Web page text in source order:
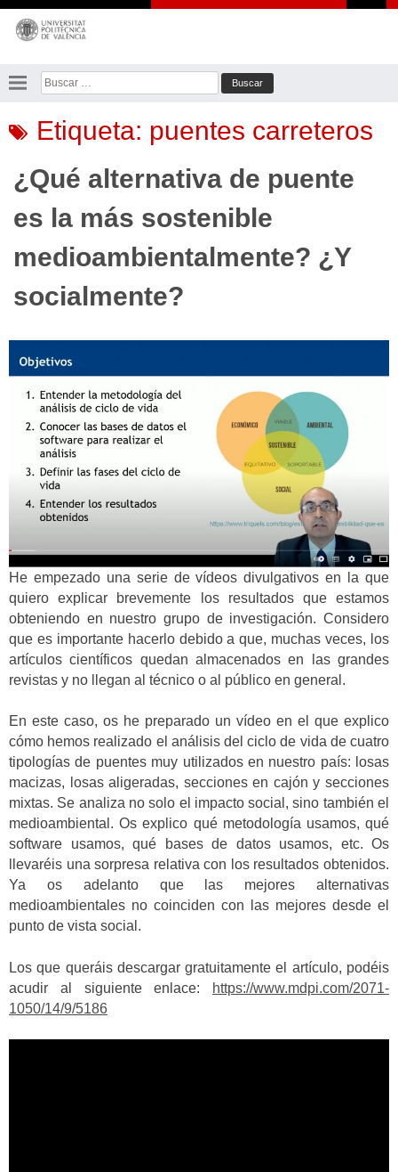
Saltar
contenido
Buscar:
Etiqueta: puentes carreteros
¿Qué alternativa de puente
es la más sostenible
medioambientalmente? ¿Y
socialmente?
He empezado una serie de vídeos divulgativos en la que
quiero explicar brevemente los resultados que estamos
obteniendo en nuestro grupo de investigación. Considero
que es importante hacerlo debido a que, muchas veces, los
artículos científicos quedan almacenados en las grandes
revistas y no llegan al técnico o al público en general.
En este caso, os he preparado un vídeo en el que explico
cómo hemos realizado el análisis del ciclo de vida de cuatro
tipologías de puentes muy utilizados en nuestro país: losas
macizas, losas aligeradas, secciones en cajón y secciones
mixtas. Se analiza no solo el impacto social, sino también el
medioambiental. Os explico qué metodología usamos, qué
software usamos, qué bases de datos usamos, etc. Os
llevaréis una sorpresa relativa con los resultados obtenidos.
Ya os adelanto que las mejores alternativas
medioambientales no coinciden con las mejores desde el
punto de vista social.
Los que queráis descargar gratuitamente el artículo, podéis
acudir al siguiente enlace:
https://www.mdpi.com/2071-
1050/14/9/5186